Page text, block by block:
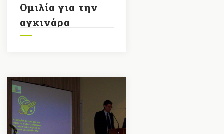
Ομιλία για την
αγκινάρα